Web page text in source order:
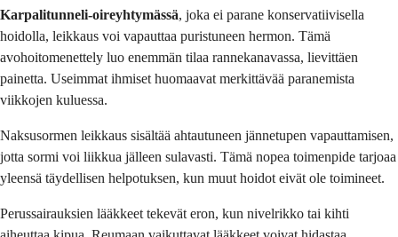
Karpalitunneli-oireyhtymässä, joka ei parane konservatiivisella
hoidolla, leikkaus voi vapauttaa puristuneen hermon. Tämä
avohoitomenettely luo enemmän tilaa rannekanavassa, lievittäen
painetta. Useimmat ihmiset huomaavat merkittävää paranemista
viikkojen kuluessa.
Naksusormen leikkaus sisältää ahtautuneen jännetupen vapauttamisen,
jotta sormi voi liikkua jälleen sulavasti. Tämä nopea toimenpide tarjoaa
yleensä täydellisen helpotuksen, kun muut hoidot eivät ole toimineet.
Perussairauksien lääkkeet tekevät eron, kun nivelrikko tai kihti